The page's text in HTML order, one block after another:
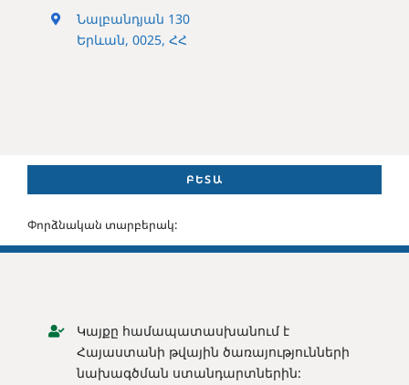
Նալբանդյան 130
Երևան, 0025, ՀՀ
ԲԵՏԱ
Փորձնական տարբերակ:
Կայքը համապատասխանում է
Հայաստանի թվային ծառայությունների
նախագծման ստանդարտներին: